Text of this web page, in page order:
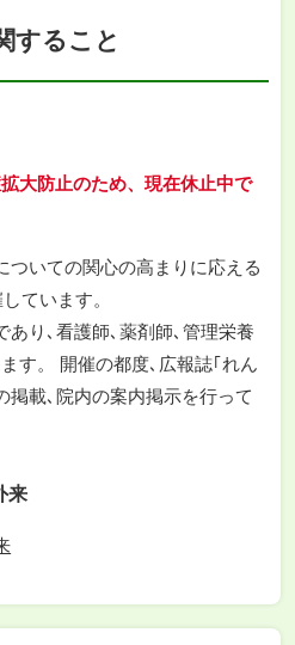
すること
大防止のため、現在休止中で
ついての関心の高まりに応える
ています。
あり､看護師､薬剤師､管理栄養
す。 開催の都度､広報誌｢れん
掲載､院内の案内掲示を行って
来